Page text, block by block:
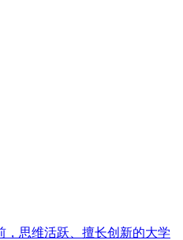
，思维活跃、擅长创新的大学